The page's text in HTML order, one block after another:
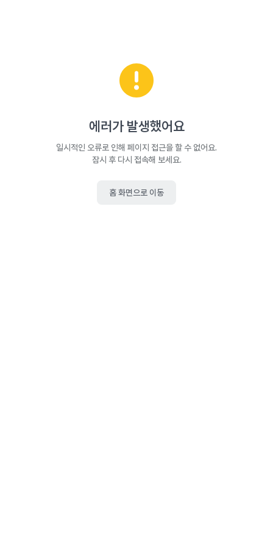
에러가 발생했어요
일시적인 오류로 인해 페이지 접근을 할 수 없어요.
잠시 후 다시 접속해 보세요.
홈 화면으로 이동